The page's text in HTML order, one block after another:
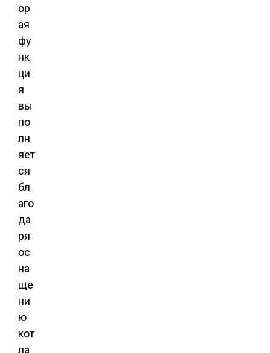
ор
ая
фу
нк
ци
я
вы
по
лн
яет
ся
бл
аго
да
ря
ос
на
ще
ни
ю
кот
ла